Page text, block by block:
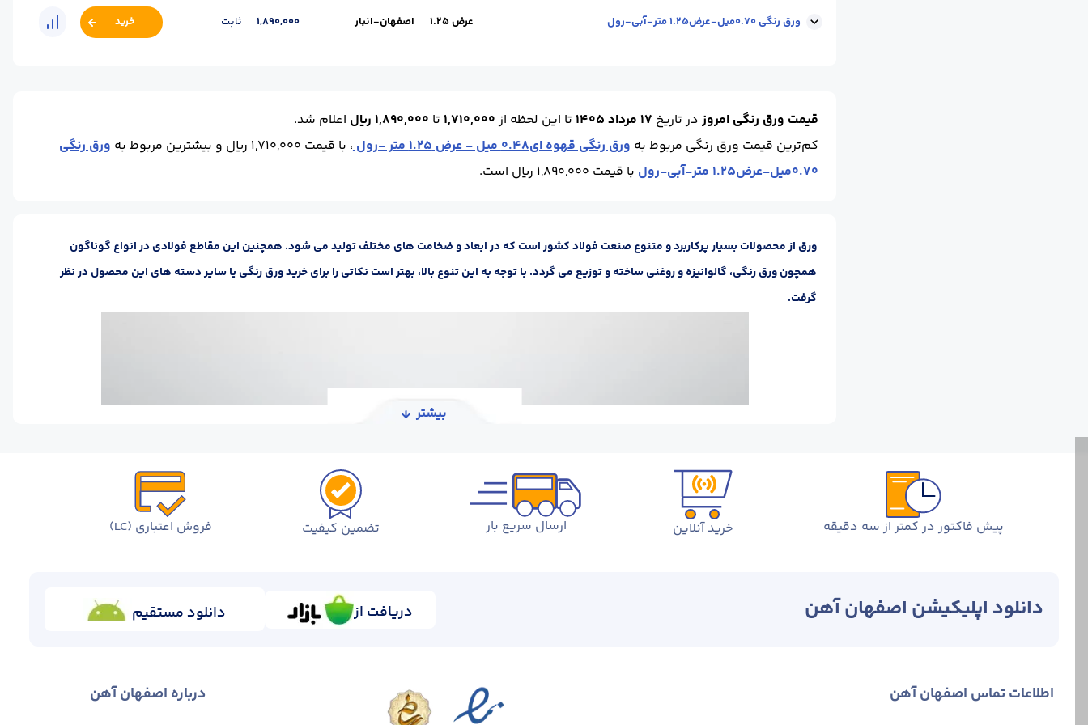
ابعاد :عرض 1.25 محل تحویل :اصفهان-انبار 6024 برند :فولاد مبارکه ورق رنگی 0.70میل-عرض1.25 متر-آبی-رول عرض 1.25 اصفهان-انبار 1,890,000 ثابت خرید
قیمت ورق رنگی امروزدر تاریخ 17 مرداد 1405 تا این لحظه از1,710,000 تا 1,890,000 ریال
اعلام شد.
کم‌ترین قیمت ورق رنگی مربوط به ورق رنگی قهوه ای0.48 میل - عرض 1.25 متر -رول ، با قیمت 1,710,000 ریال و بیشترین مربوط به
ورق رنگی
0.70میل-عرض1.25 متر-آبی-رول
با قیمت 1,890,000 ریال است.
ورق از محصولات بسیار پرکاربرد و متنوع صنعت فولاد کشور است که در ابعاد و ضخامت های مختلف تولید می شود. همچنین این مقاطع فولادی در انواع گوناگون
همچون ورق رنگی، گالوانیزه و روغنی ساخته و توزیع می گردد. با توجه به این تنوع بالا، بهتر است نکاتی را برای خرید ورق رنگی یا سایر دسته های این محصول در نظر
گرفت.
بیشتر
پیش فاکتور در کمتر از سه دقیقه خرید آنلاین ارسال سریع بار تضمین کیفیت فروش اعتباری (LC)
دانلود اپلیکیشن اصفهان آهن دریافت از دانلود مستقیم
اطلاعات تماس اصفهان آهن درباره اصفهان آهن